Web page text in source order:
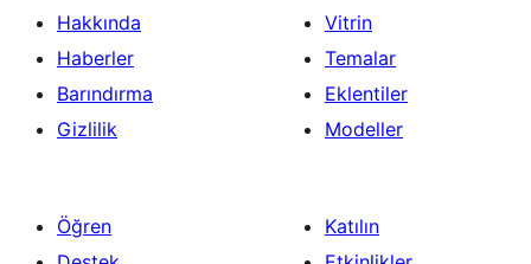
Hakkında
Haberler
Barındırma
Gizlilik
Vitrin
Temalar
Eklentiler
Modeller
Öğren
Katılın